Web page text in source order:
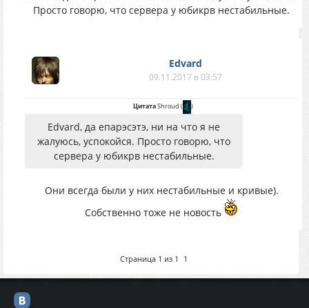
Просто говорю, что сервера у юбикрв нестабильные.
Edvard
09.11.2017 в 03:57
ЦитатаShroud ( )
Edvard, да епарэсэтэ, ни на что я не
жалуюсь, успокойся. Просто говорю, что
сервера у юбикрв нестабильные.
Они всегда были у них нестабильные и кривые).
Собственно тоже не новость
Страница 1 из 1 1